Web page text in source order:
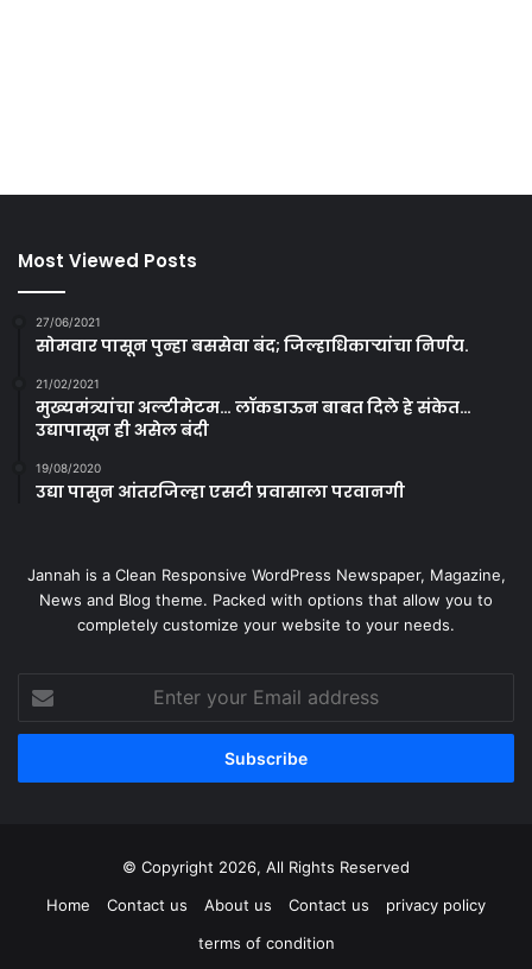
Most Viewed Posts
27/06/2021
सोमवार पासून पुन्हा बससेवा बंद; जिल्हाधिकाऱ्यांचा निर्णय.
21/02/2021
मुख्यमंत्र्यांचा अल्टीमेटम… लॉकडाऊन बाबत दिले हे संकेत…
उद्यापासून ही असेल बंदी
19/08/2020
उद्या पासुन आंतरजिल्हा एसटी प्रवासाला परवानगी
Jannah is a Clean Responsive WordPress Newspaper, Magazine,
News and Blog theme. Packed with options that allow you to
completely customize your website to your needs.
your
Email
© Copyright 2026, All Rights Reserved
Home
Contact us About us Contact us
privacy policy
terms of condition